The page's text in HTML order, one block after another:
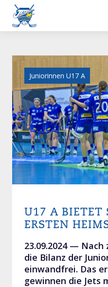
Juniorinnen U17 A
U17 A BIETET
ERSTEN
23.09.2024 — Nach
die Bilanz der
einwandfrei. Das
gewinnen die Jets